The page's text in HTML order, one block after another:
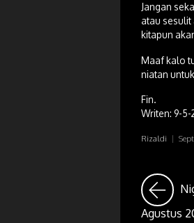
Jangan
atau sesulit
kitapun
Maaf kalo
niatan
Fin.
Writen: 9-5-
Rizaldi |
Agustus